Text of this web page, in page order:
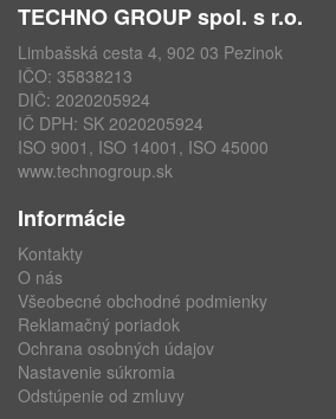
TECHNO GROUP spol. s r.o.
Limbašská cesta 4, 902 03 Pezinok
IČO: 35838213
DIČ: 2020205924
IČ DPH: SK 2020205924
ISO 9001, ISO 14001, ISO 45000
www.technogroup.sk
Informácie
Kontakty
O nás
Všeobecné obchodné podmienky
Reklamačný poriadok
Ochrana osobných údajov
Nastavenie súkromia
Odstúpenie od zmluvy